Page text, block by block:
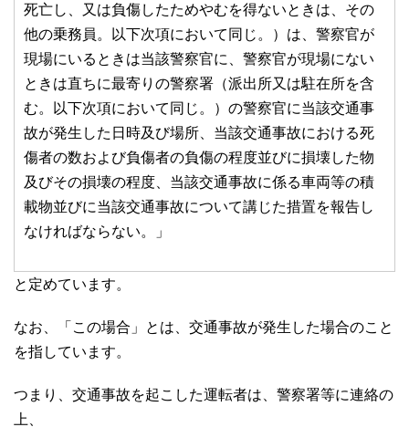
死亡し、又は負傷したためやむを得ないときは、その
他の乗務員。以下次項において同じ。）は、警察官が
現場にいるときは当該警察官に、警察官が現場にない
ときは直ちに最寄りの警察署（派出所又は駐在所を含
む。以下次項において同じ。）の警察官に当該交通事
故が発生した日時及び場所、当該交通事故における死
傷者の数および負傷者の負傷の程度並びに損壊した物
及びその損壊の程度、当該交通事故に係る車両等の積
載物並びに当該交通事故について講じた措置を報告し
なければならない。」
と定めています。
なお、「この場合」とは、交通事故が発生した場合のこと
を指しています。
つまり、交通事故を起こした運転者は、警察署等に連絡の
上、